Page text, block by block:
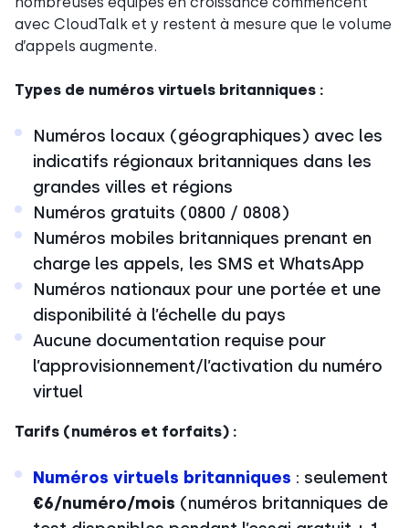
avec CloudTalk et y restent à mesure que le volume
d’appels augmente.
Types de numéros virtuels britanniques :
Numéros locaux (géographiques) avec les
indicatifs régionaux britanniques dans les
grandes villes et régions
Numéros gratuits (0800 / 0808)
Numéros mobiles britanniques prenant en
charge les appels, les SMS et WhatsApp
Numéros nationaux pour une portée et une
disponibilité à l’échelle du pays
Aucune documentation requise pour
l’approvisionnement/l’activation du numéro
virtuel
Tarifs (numéros et forfaits) :
Numéros virtuels britanniques : seulement
€6/numéro/mois (numéros britanniques de